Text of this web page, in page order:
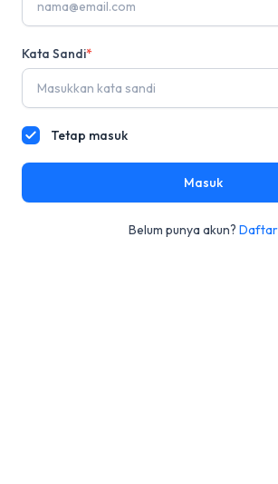
Kata Sandi*
Tetap masuk
Masuk
Belum punya akun? Daftar